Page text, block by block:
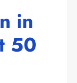
in
50